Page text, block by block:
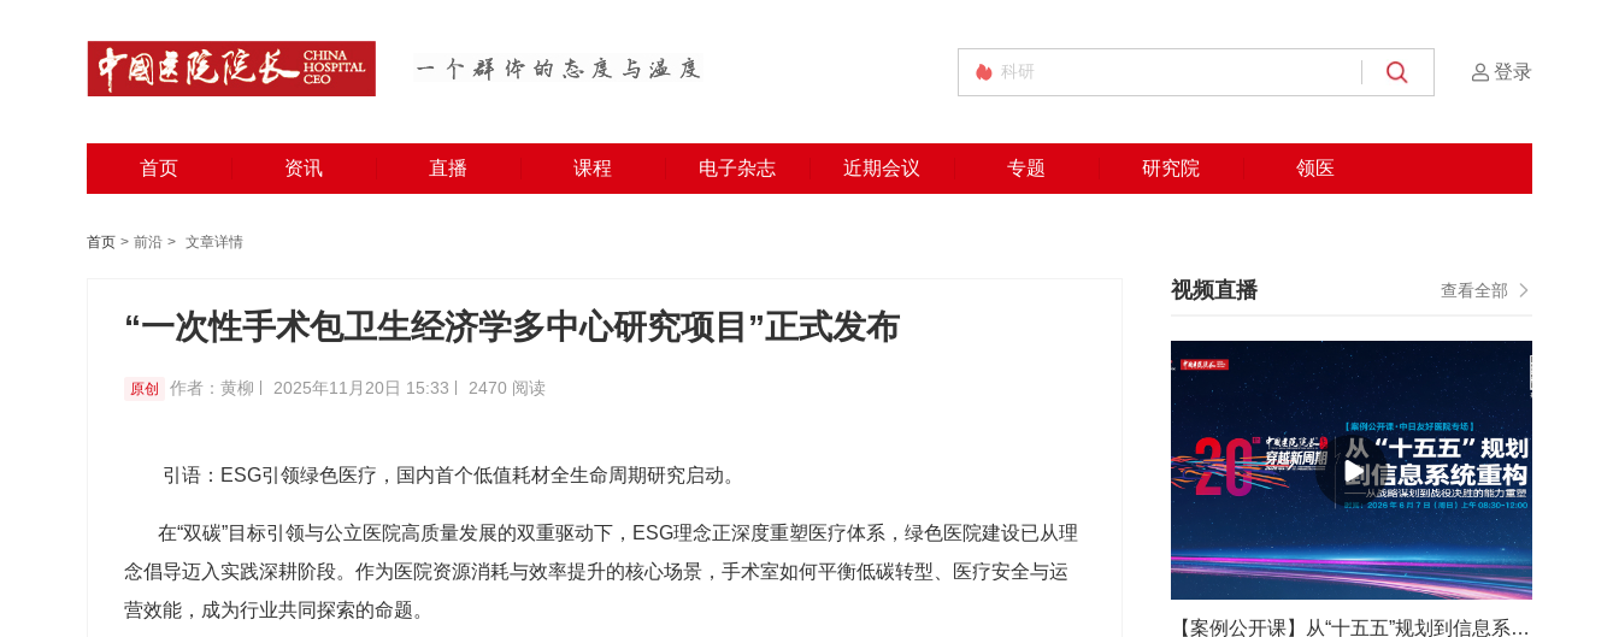
登录
首页 资讯 直播 课程 电子杂志 近期会议 专题 研究院 领医
首页 > 前沿 > 文章详情
“一次性手术包卫生经济学多中心研究项目”正式发布
原创 作者：黄柳 2025年11月20日 15:33 2470 阅读
引语： ESG引领绿色医疗，国内首个低值耗材全生命周期研究启动。
在“双碳”目标引领与公立医院高质量发展的双重驱动下， ESG理念正深度重塑医疗体系，绿色医院建设已从理
念倡导迈入实践深耕阶段。作为医院资源消耗与效率提升的核心场景，手术室如何平衡低碳转型、医疗安全与运
营效能，成为行业共同探索的命题。
视频直播 查看全部
【案例公开课】从“十五五”规划到信息系统重构——从战略谋划到战役决胜的能力重塑